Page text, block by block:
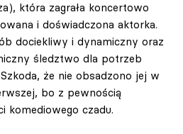
która zagrała koncertowo
i doświadczona aktorka.
dociekliwy i dynamiczny oraz
śledztwo dla potrzeb
że nie obsadzono jej w
bo z pewnością
komediowego czadu.